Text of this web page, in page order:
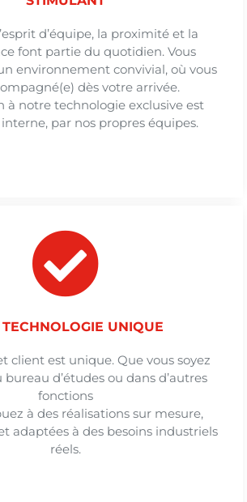
d’équipe, la proximité et la
font partie du quotidien. Vous
environnement convivial, où vous
dès votre arrivée.
à notre technologie exclusive est
par nos propres équipes.
UNIQUE
client est unique. Que vous soyez
d’études ou dans d’autres
fonctions
à des réalisations sur mesure,
adaptées à des besoins industriels
réels.